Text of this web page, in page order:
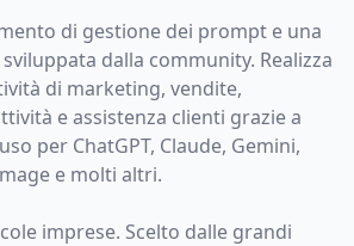
di gestione dei prompt e una
dalla community. Realizza
di marketing, vendite,
e assistenza clienti grazie a
per ChatGPT, Claude, Gemini,
e molti altri.
imprese. Scelto dalle grandi